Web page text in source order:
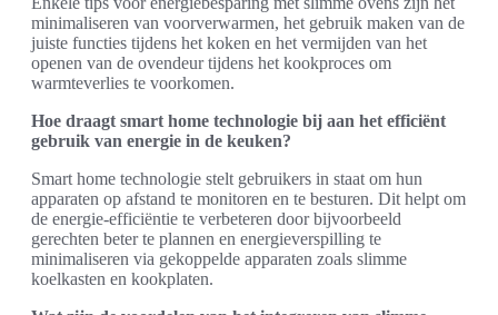
minimaliseren van voorverwarmen, het gebruik maken van de
juiste functies tijdens het koken en het vermijden van het
openen van de ovendeur tijdens het kookproces om
warmteverlies te voorkomen.
Hoe draagt smart home technologie bij aan het efficiënt
gebruik van energie in de keuken?
Smart home technologie stelt gebruikers in staat om hun
apparaten op afstand te monitoren en te besturen. Dit helpt om
de energie-efficiëntie te verbeteren door bijvoorbeeld
gerechten beter te plannen en energieverspilling te
minimaliseren via gekoppelde apparaten zoals slimme
koelkasten en kookplaten.